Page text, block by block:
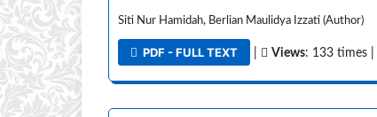
Siti Nur Hamidah, Berlian Maulidya Izzati (Author)
PDF - FULL TEXT Views: 133 times |